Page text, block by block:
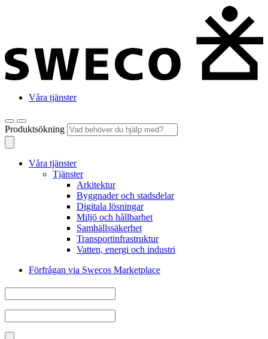
Våra tjänster
Produktsökning
Våra tjänster
Tjänster
Arkitektur
Byggnader och stadsdelar
Digitala lösningar
Miljö och hållbarhet
Samhällssäkerhet
Transportinfrastruktur
Vatten, energi och industri
Förfrågan via Swecos Marketplace